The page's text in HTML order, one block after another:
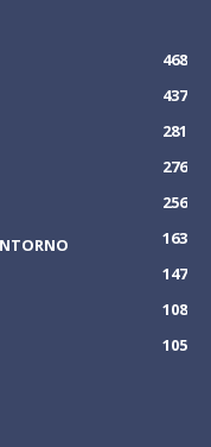
468
437
281
276
256
163
147
108
105